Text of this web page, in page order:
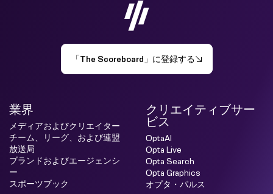
「The Scoreboard」に登録する
業界
メディアおよびクリエイター
チーム、リーグ、および連盟
放送局
ブランドおよびエージェンシ
ー
スポーツブック
クリエイティブサー
ビス
OptaAI
Opta Live
Opta Search
Opta Graphics
オプタ・パルス